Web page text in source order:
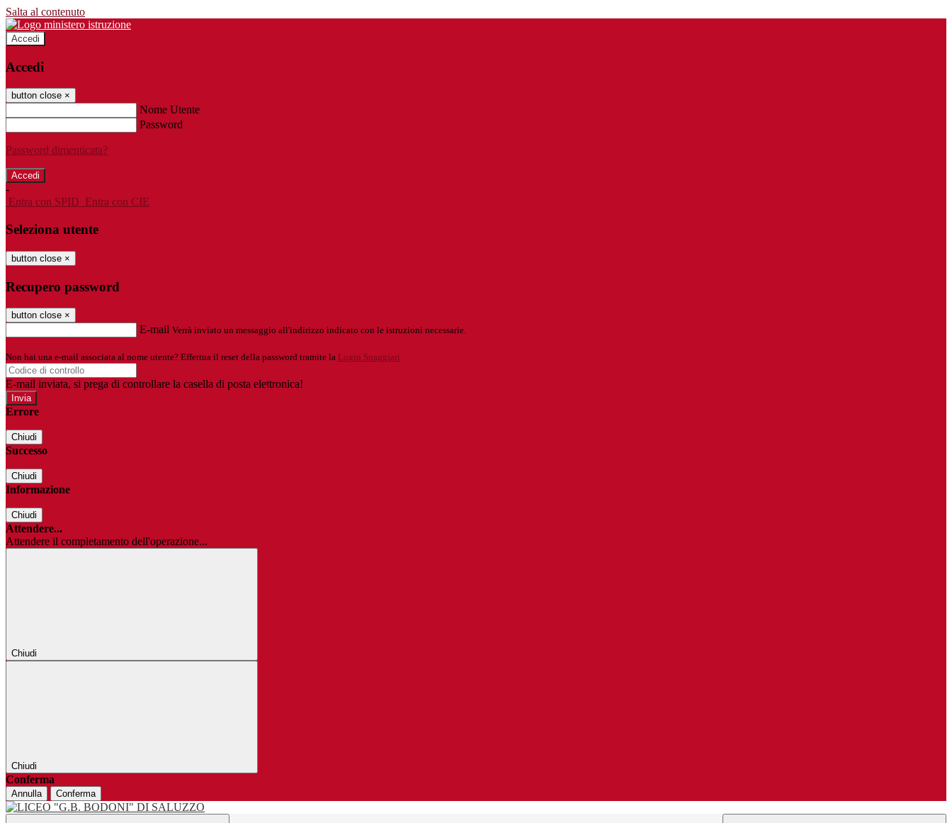
Salta al contenuto
Accedi
Accedi
button close ×
Nome Utente
Password
Password dimenticata?
-
Entra con SPID Entra con CIE
Seleziona utente
button close ×
Recupero password
button close ×
E-mail Verrà inviato un messaggio all'indirizzo indicato con le istruzioni necessarie.
Non hai una e-mail associata al nome utente? Effettua il reset della password tramite la Login Spaggiari
E-mail inviata, si prega di controllare la casella di posta elettronica!
Errore
Chiudi
Successo
Chiudi
Informazione
Chiudi
Attendere...
Attendere il completamento dell'operazione...
Chiudi
Chiudi
Conferma
Annulla Conferma